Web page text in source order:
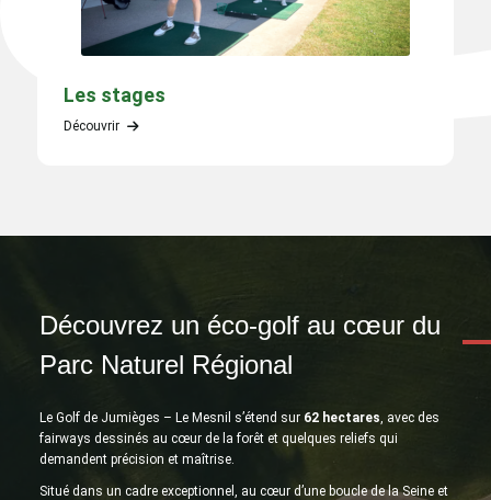
Les stages
Découvrir
Découvrez un éco-golf au cœur du
Parc Naturel Régional
Le Golf de Jumièges – Le Mesnil s’étend sur 62 hectares , avec des
fairways dessinés au cœur de la forêt et quelques reliefs qui
demandent précision et maîtrise.
Situé dans un cadre exceptionnel, au cœur d’une boucle de la Seine et